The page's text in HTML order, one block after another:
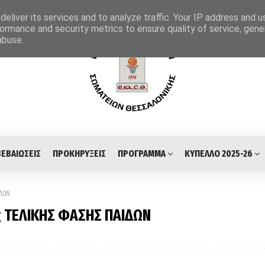
ΠΡΟΚΗΡΥΞΕΙΣ ΠΡΟΓΡΑΜΜΑ ΚΥΠΕΛΛΟ 2025-26
ΦΑΣΗΣ ΠΑΙΔΩΝ
its services and to analyze traffic. Your IP address and
and security metrics to ensure quality of service,